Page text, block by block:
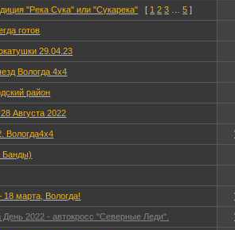
"Река Сука" или "Сукарека" [ 1 2 3 …5 ]
готов
29.04.23
Вологда 4х4
район
Августа 2022
Вологда4х4
Банды)
18 марта, Вологда!
2022 - автокросс "Северные Леди".